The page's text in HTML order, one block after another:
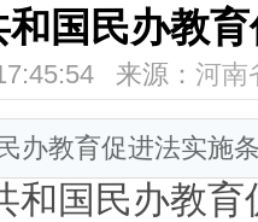
行！ 03-30
体... 03-25
... 04-28
国民办教
来源： 河南
办教育促进法实施
和国民办教